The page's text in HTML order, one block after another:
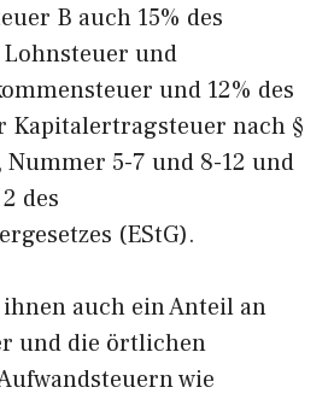
B auch 15% des
und
und 12% des
Kapitalertragsteuer nach §
Nummer 5-7 und 8-12 und
des
(EStG).
auch ein Anteil an
und die örtlichen
wie